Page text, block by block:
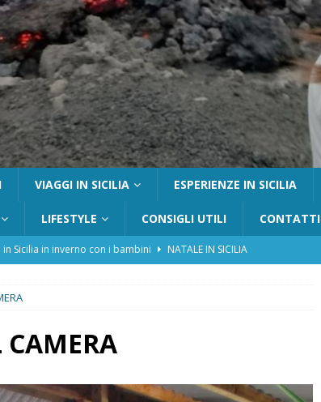
VIAGGI IN SICILIA ESPERIENZE IN SICILIA
LIFESTYLE CONSIGLI UTILI CONTATTI
in Sicilia in inverno con i bambini
NATALE IN SICILIA
con bambini: guida completa su come arrivare,
PORTA